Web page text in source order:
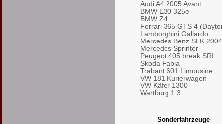
Audi A4 2005 Avant
BMW E30 325e
BMW Z4
Ferrari 365 GTS 4
Lamborghini Gallardo
Mercedes Benz SLK
Mercedes Sprinter
Peugeot 405 break SRI
Skoda Fabia
Trabant 601 Limousine
VW 181 Kurierwagen
VW Käfer 1300
Wartburg 1.3
Sonderfahrzeuge